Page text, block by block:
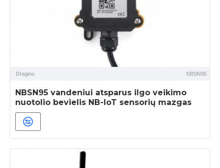
Dragino NBSN95
NBSN95 vandeniui atsparus ilgo veikimo
nuotolio bevielis NB-IoT sensorių mazgas